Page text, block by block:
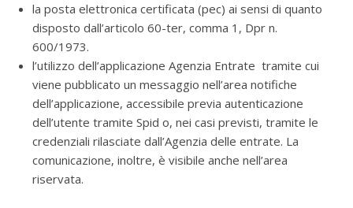
la posta elettronica certificata (pec) ai sensi di quanto
disposto dall’articolo 60-ter, comma 1, Dpr n.
600/1973.
l’utilizzo dell’applicazione Agenzia Entrate tramite cui
viene pubblicato un messaggio nell’area notifiche
dell’applicazione, accessibile previa autenticazione
dell’utente tramite Spid o, nei casi previsti, tramite le
credenziali rilasciate dall’Agenzia delle entrate. La
comunicazione, inoltre, è visibile anche nell’area
riservata.